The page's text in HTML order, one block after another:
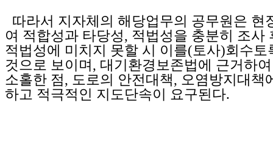
따라서 지자체의 해당업무의 공무원은 현
여 적합성과 타당성, 적법성을 충분히 조사
적법성에 미치지 못할 시 이를(토사)회수토
것으로 보이며, 대기환경보존법에 근거하
소홀한 점, 도로의 안전대책, 오염방지대책
하고 적극적인 지도단속이 요구된다.